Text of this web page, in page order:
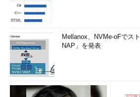
Mellanox、NVMe-oFでス
NAP」を発表